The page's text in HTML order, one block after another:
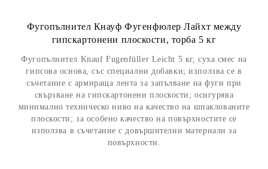
Фугопълнител Кнауф Фугенфюлер Лайхт между
гипскартонени плоскости, торба 5 кг
Фугопълнител Knauf Fugenfüller Leicht 5 кг, суха смес на
гипсова основа, със специални добавки; използва се в
съчетание с армираща лента за запълване на фуги при
свързване на гипскартонени плоскости; осигурява
минимално техническо ниво на качество на шпаклованите
плоскости; за особено качество на повърхностите се
използва в съчетание с довършителни материали за
повърхности.